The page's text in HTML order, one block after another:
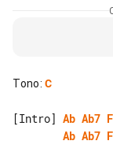
Tono: C
[Intro] Ab Ab7
Ab Ab7